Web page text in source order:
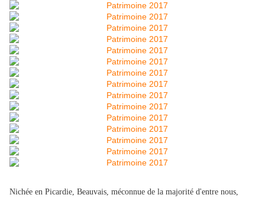
Nichée en Picardie, Beauvais, méconnue de la majorité d'entre nous,